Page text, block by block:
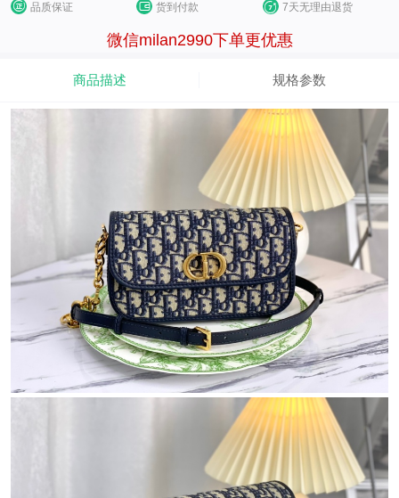
品质保证 货到付款 7天无理由退货
微信milan2990下单更优惠
商品描述 规格参数